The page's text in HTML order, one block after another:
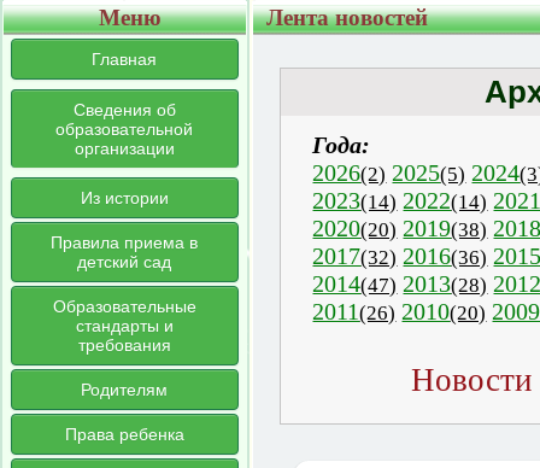
Меню
Главная
Сведения об
образовательной
организации
Из истории
Правила приема в
детский сад
Образовательные
стандарты и
требования
Родителям
Права ребенка
Лента новостей
Года:
2026(2) 2025(5) 2024
2023(14) 2022(14)
2020(20) 2019(38)
2017(32) 2016(36)
2014(47) 2013(28)
2011(26) 2010(20) 2009
Новости